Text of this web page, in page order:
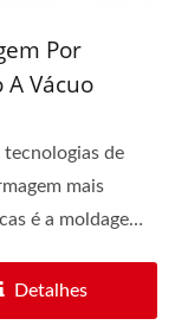
Por
A Vácuo
tecnologias de
mais
é a moldagem
Detalhes